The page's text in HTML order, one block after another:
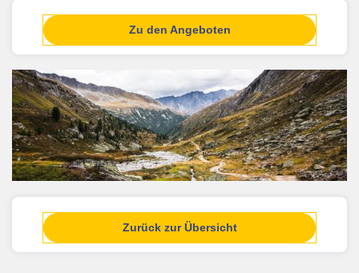
Zu den Angeboten
Zurück zur Übersicht